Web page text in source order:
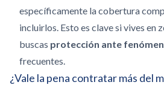
específicamente la cobertura
incluirlos. Esto es clave si vives en
buscas protección ante
frecuentes.
¿Vale la pena contratar más del